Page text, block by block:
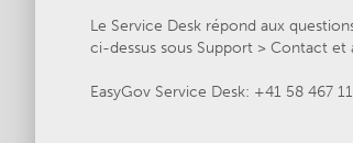
Le Service Desk répond aux
ci-dessus sous Support > Contact et
EasyGov Service Desk: +41 58 467